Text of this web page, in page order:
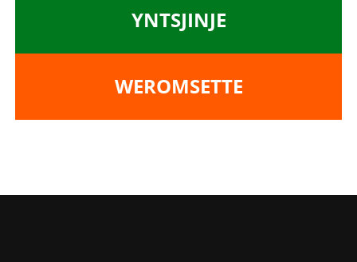
YNTSJINJE
WEROMSETTE